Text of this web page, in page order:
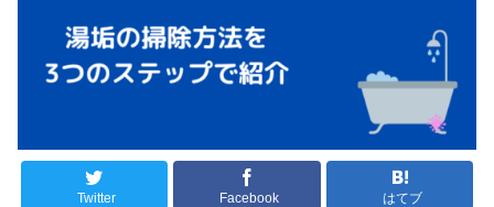
Twitter Facebook はてブ